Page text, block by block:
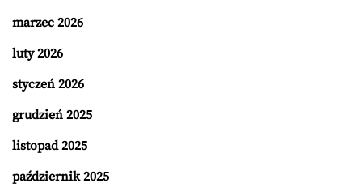
marzec 2026
luty 2026
styczeń 2026
grudzień 2025
listopad 2025
październik 2025